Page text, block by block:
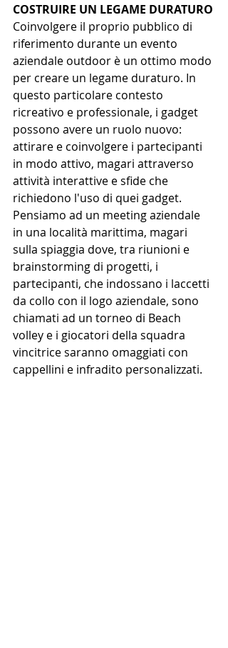
COSTRUIRE UN LEGAME DURATURO
Coinvolgere il proprio pubblico di
riferimento durante un evento
aziendale outdoor è un ottimo modo
per creare un legame duraturo. In
questo particolare contesto
ricreativo e professionale, i gadget
possono avere un ruolo nuovo:
attirare e coinvolgere i partecipanti
in modo attivo, magari attraverso
attività interattive e sfide che
richiedono l'uso di quei gadget.
Pensiamo ad un meeting aziendale
in una località marittima, magari
sulla spiaggia dove, tra riunioni e
brainstorming di progetti, i
partecipanti, che indossano i laccetti
da collo con il logo aziendale, sono
chiamati ad un torneo di Beach
volley e i giocatori della squadra
vincitrice saranno omaggiati con
cappellini e infradito personalizzati.